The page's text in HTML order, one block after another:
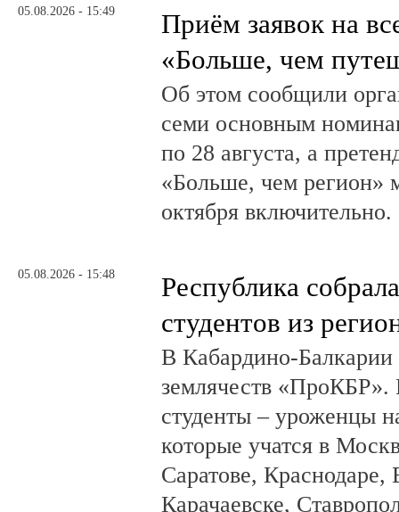
05.08.2026 - 15:49
Приём заявок на
«Больше, чем
Об этом сообщили
семи основным
по 28 августа, а
«Больше, чем регион»
октября включительно.
05.08.2026 - 15:48
Республика
студентов из
В Кабардино-
землячеств «ПроКБР».
студенты – уроженцы
которые учатся в
Саратове, Краснодаре,
Карачаевске,